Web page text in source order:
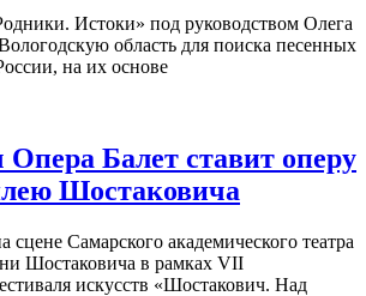
Истоки» под руководством Олега
область для поиска песенных
на их основе
Балет ставит оперу
Шостаковича
сцене Самарского академического театра
Шостаковича в рамках VII
искусств «Шостакович. Над